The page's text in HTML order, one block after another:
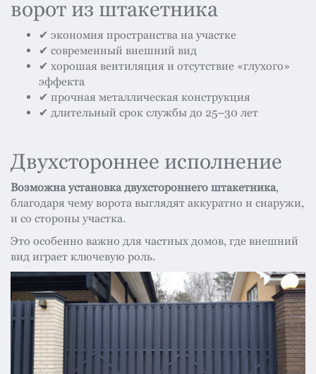
ворот из штакетника
✔ экономия пространства на участке
✔ современный внешний вид
✔ хорошая вентиляция и отсутствие «глухого»
эффекта
✔ прочная металлическая конструкция
✔ длительный срок службы до 25–30 лет
Двухстороннее исполнение
Возможна установка двухстороннего штакетника,
благодаря чему ворота выглядят аккуратно и снаружи,
и со стороны участка.
Это особенно важно для частных домов, где внешний
вид играет ключевую роль.